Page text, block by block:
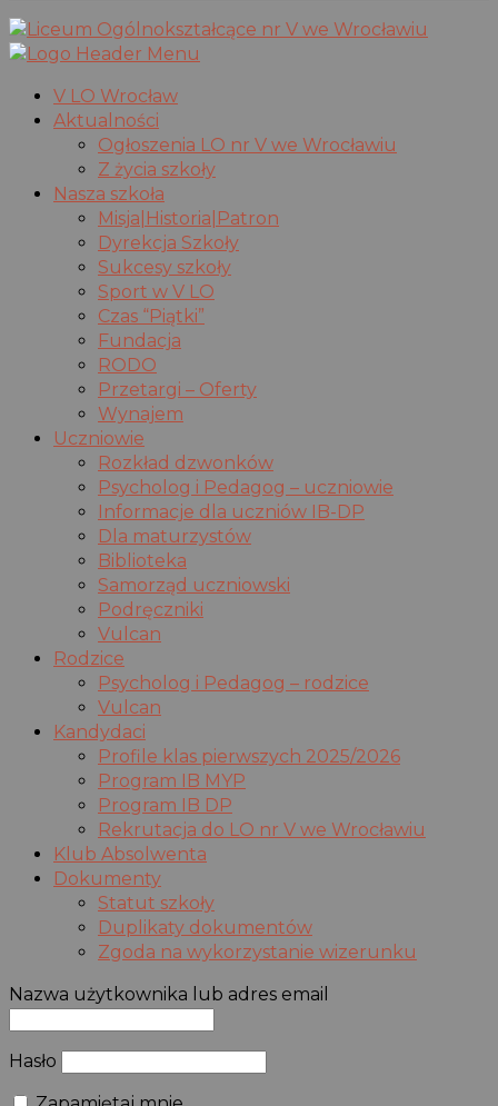
V LO Wrocław
Aktualności
Ogłoszenia LO nr V we Wrocławiu
Z życia szkoły
Nasza szkoła
Misja|Historia|Patron
Dyrekcja Szkoły
Sukcesy szkoły
Sport w V LO
Czas “Piątki”
Fundacja
RODO
Przetargi – Oferty
Wynajem
Uczniowie
Rozkład dzwonków
Psycholog i Pedagog – uczniowie
Informacje dla uczniów IB-DP
Dla maturzystów
Biblioteka
Samorząd uczniowski
Podręczniki
Vulcan
Rodzice
Psycholog i Pedagog – rodzice
Vulcan
Kandydaci
Profile klas pierwszych 2025/2026
Program IB MYP
Program IB DP
Rekrutacja do LO nr V we Wrocławiu
Klub Absolwenta
Dokumenty
Statut szkoły
Duplikaty dokumentów
Zgoda na wykorzystanie wizerunku
Nazwa użytkownika lub adres email
Hasło